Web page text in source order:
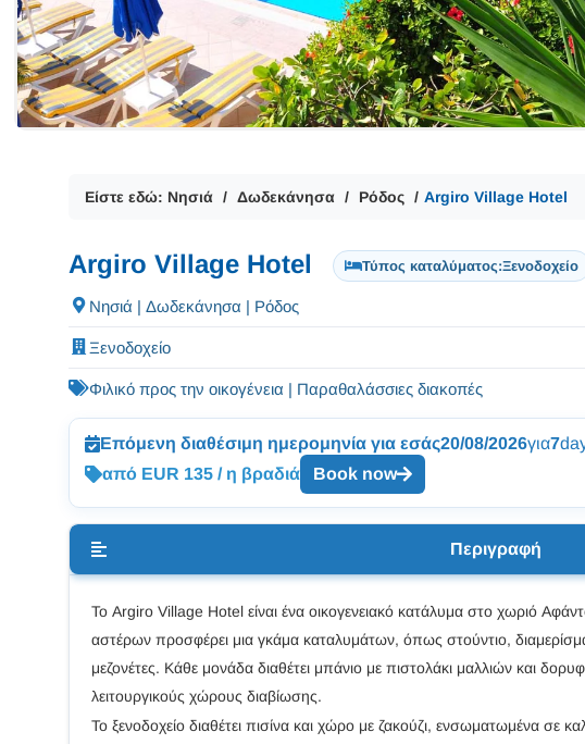
Είστε εδώ: Νησιά Δωδεκάνησα Ρόδος Argiro Village Hotel
Argiro Village Hotel Τύπος καταλύματος:Ξενοδοχείο
Νησιά | Δωδεκάνησα | Ρόδος
Ξενοδοχείο
Φιλικό προς την οικογένεια | Παραθαλάσσιες διακοπές
Επόμενη διαθέσιμη ημερομηνία για εσάς20/08/2026για7
από EUR 135 / η βραδιά
Book now
Περιγραφή
Το Argiro Village Hotel είναι ένα οικογενειακό κατάλυμα στο χωριό
αστέρων προσφέρει μια γκάμα καταλυμάτων, όπως στούντιο,
μεζονέτες. Κάθε μονάδα διαθέτει μπάνιο με πιστολάκι μαλλιών και
λειτουργικούς χώρους διαβίωσης.
Το ξενοδοχείο διαθέτει πισίνα και χώρο με ζακούζι, ενσωματωμένα σε